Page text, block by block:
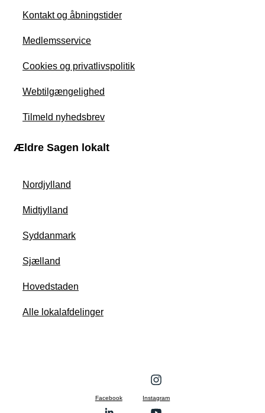
Kontakt og åbningstider
Medlemsservice
Cookies og privatlivspolitik
Webtilgængelighed
Tilmeld nyhedsbrev
Ældre Sagen lokalt
Nordjylland
Midtjylland
Syddanmark
Sjælland
Hovedstaden
Alle lokalafdelinger
Facebook Instagram